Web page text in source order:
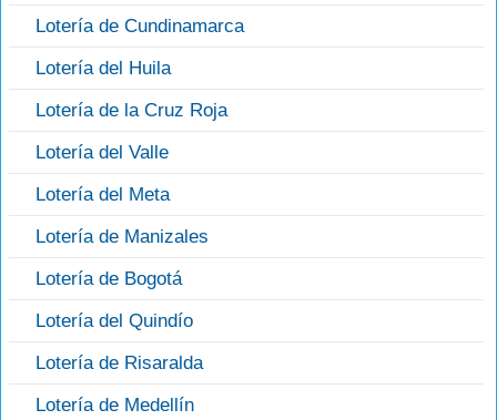
Lotería de Cundinamarca
Lotería del Huila
Lotería de la Cruz Roja
Lotería del Valle
Lotería del Meta
Lotería de Manizales
Lotería de Bogotá
Lotería del Quindío
Lotería de Risaralda
Lotería de Medellín